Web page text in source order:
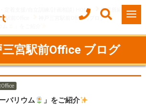
定着支援/自立訓練/計画相談) HOME
事業所紹介
駅前Office
神戸三宮駅前Officeのブログ
宮駅前Office ブログ
バリウム 」をご紹介